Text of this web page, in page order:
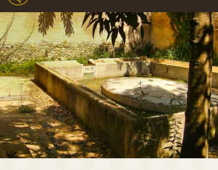
Main
navigation